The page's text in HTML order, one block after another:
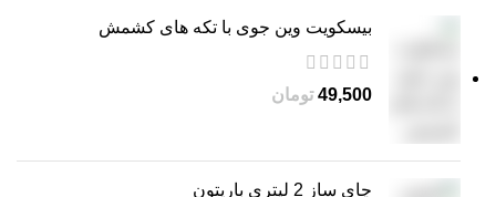
بیسکویت وین جوی با تکه های کشمش
تومان
چای ساز 2 لیتری باریتون